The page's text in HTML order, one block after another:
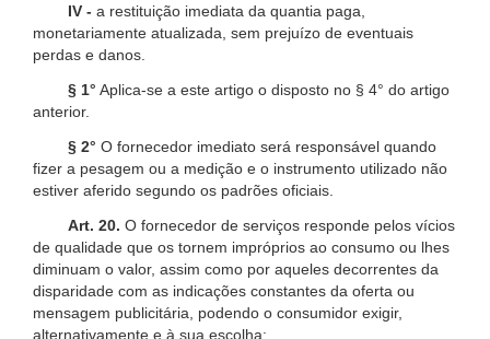
IV - a restituição imediata da quantia paga,
monetariamente atualizada, sem prejuízo de eventuais
perdas e danos.
§ 1° Aplica-se a este artigo o disposto no § 4° do artigo
anterior.
§ 2° O fornecedor imediato será responsável quando
fizer a pesagem ou a medição e o instrumento utilizado não
estiver aferido segundo os padrões oficiais.
Art. 20. O fornecedor de serviços responde pelos vícios
de qualidade que os tornem impróprios ao consumo ou lhes
diminuam o valor, assim como por aqueles decorrentes da
disparidade com as indicações constantes da oferta ou
mensagem publicitária, podendo o consumidor exigir,
alternativamente e à sua escolha: